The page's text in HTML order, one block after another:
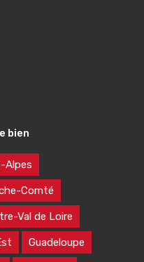
bien
Alpes
Comté
Val de Loire
Guadeloupe